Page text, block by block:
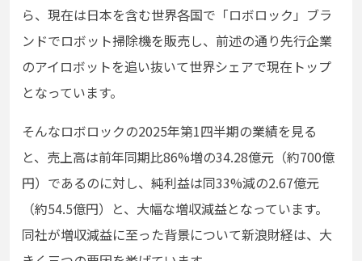
ら、現在は日本を含む世界各国で「ロボロック」ブラ
ンドでロボット掃除機を販売し、前述の通り先行企業
のアイロボットを追い抜いて世界シェアで現在トップ
となっています。
そんなロボロックの2025年第1四半期の業績を見る
と、売上高は前年同期比86%増の34.28億元（約700億
円）であるのに対し、純利益は同33%減の2.67億元
（約54.5億円）と、大幅な増収減益となっています。
同社が増収減益に至った背景について新浪財経は、大